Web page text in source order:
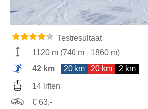
Testresultaat
1120 m (740 m - 1860 m)
42 km
20 km 20 km 2 km
14 liften
€ 63,-